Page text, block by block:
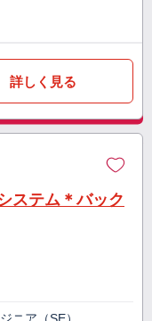
詳しく見る
ステム＊バック